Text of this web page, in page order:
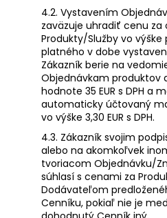
4.2. Vystavením
zaväzuje uhradiť cenu za
Produkty/Služby vo
platného v dobe
Zákazník berie na
Objednávkam produktov
hodnote 35 EUR s DPH a
automaticky účtovaný
vo výške 3,30 EUR s DPH.
4.3. Zákazník svojim
alebo na akomkoľvek
tvoriacom Objednávku/
súhlasí s cenami za
Dodávateľom
Cenníku, pokiaľ nie je